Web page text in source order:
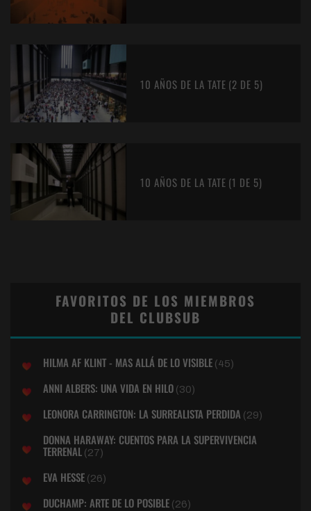
10 AÑOS DE LA TATE (2 DE 5)
10 AÑOS DE LA TATE (1 DE 5)
FAVORITOS DE LOS MIEMBROS
DEL CLUBSUB
HILMA AF KLINT - MAS ALLÁ DE LO VISIBLE (45)
ANNI ALBERS: UNA VIDA EN HILO (30)
LEONORA CARRINGTON: LA SURREALISTA PERDIDA (29)
DONNA HARAWAY: CUENTOS PARA LA SUPERVIVENCIA
TERRENAL (27)
EVA HESSE (26)
DUCHAMP: ARTE DE LO POSIBLE (26)